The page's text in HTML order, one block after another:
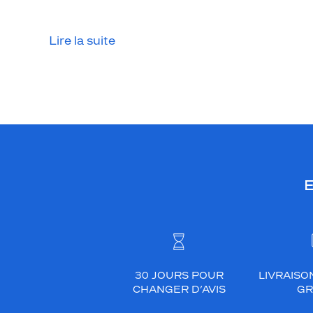
Lire la suite
30 JOURS POUR
CHANGER D’AVIS